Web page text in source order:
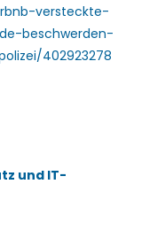
versteckte-
beschwerden-
402923278
und IT-